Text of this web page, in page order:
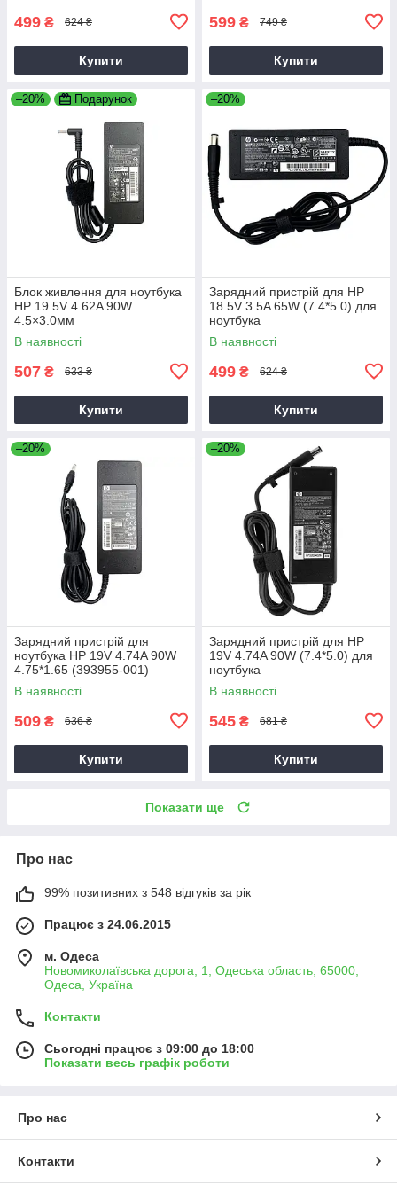
499 ₴ 624 ₴
Купити
599 ₴ 749 ₴
Купити
–20% Подарунок
Блок живлення для ноутбука
HP 19.5V 4.62A 90W
4.5×3.0мм
В наявності
507 ₴ 633 ₴
Купити
–20%
Зарядний пристрій для HP
18.5V 3.5A 65W (7.4*5.0) для
ноутбука
В наявності
499 ₴ 624 ₴
Купити
–20%
Зарядний пристрій для
ноутбука HP 19V 4.74A 90W
4.75*1.65 (393955-001)
В наявності
509 ₴ 636 ₴
Купити
–20%
Зарядний пристрій для HP
19V 4.74A 90W (7.4*5.0) для
ноутбука
В наявності
545 ₴ 681 ₴
Купити
Показати ще
Про нас
99% позитивних з 548 відгуків за рік
Працює з 24.06.2015
м. Одеса
Новомиколаївська дорога, 1, Одеська область, 65000,
Одеса, Україна
Контакти
Сьогодні працює з 09:00 до 18:00
Показати весь графік роботи
Про нас
Контакти